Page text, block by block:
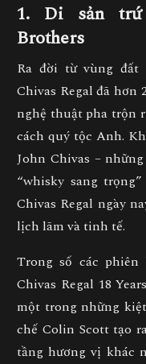
1. Di sản trứ
Brothers
Ra đời từ vùng đất
Chivas Regal đã hơn
nghệ thuật pha trộn
cách quý tộc Anh.
John Chivas –
“whisky sang
Chivas Regal ngày
lịch lãm và tinh tế.
Trong số các
Chivas Regal 18
một trong những
chế Colin Scotttạo
tầng hương vị khác